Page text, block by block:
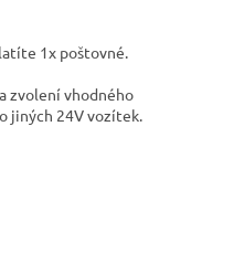
1x poštovné.
zvolení vhodného
jiných 24V vozítek.